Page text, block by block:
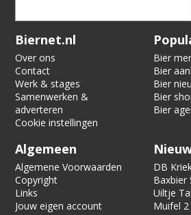
Verification code:
Biernet.nl
Over ons
Contact
Werk & stages
Samenwerken &
adverteren
Cookie instellingen
Bier
Bier
Bier
Bier
Bier
Algemeen
Algemene Voorwaarden
Copyright
Links
Jouw eigen account
DB
Baxbier
Strata
Uiltje
the
Muifel 2